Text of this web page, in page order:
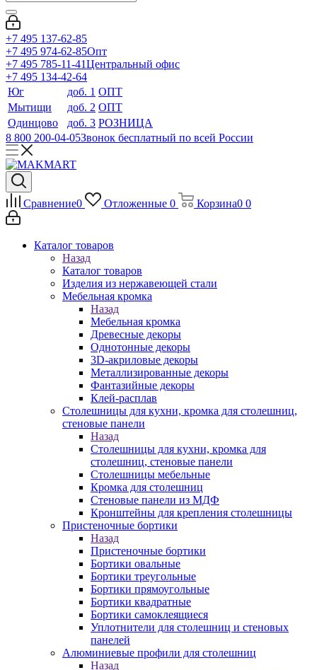
+7 495 137-62-85
+7 495 974-62-85Опт
+7 495 785-11-41Центральный офис
+7 495 134-42-64
Юг
доб. 1 ОПТ
Мытищи
доб. 2 ОПТ
Одинцово
доб. 3 РОЗНИЦА
8 800 200-04-05Звонок бесплатный по всей России
Сравнение0 Отложенные 0 Корзина0 0
Каталог товаров
Назад
Каталог товаров
Изделия из нержавеющей стали
Мебельная кромка
Назад
Мебельная кромка
Древесные декоры
Однотонные декоры
3D-акриловые декоры
Металлизированные декоры
Фантазийные декоры
Клей-расплав
Столешницы для кухни, кромка для столешниц,
стеновые панели
Назад
Столешницы для кухни, кромка для
столешниц, стеновые панели
Столешницы мебельные
Кромка для столешниц
Стеновые панели из МДФ
Кронштейны для крепления столешницы
Пристеночные бортики
Назад
Пристеночные бортики
Бортики овальные
Бортики треугольные
Бортики прямоугольные
Бортики квадратные
Бортики самоклеящиеся
Уплотнители для столешниц и стеновых
панелей
Алюминиевые профили для столешниц
Назад